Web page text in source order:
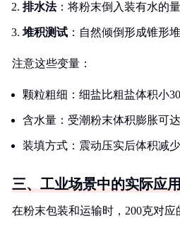
排水法：将粉末倒入装有水的
堆积测试 ：自然倾倒形成锥形
注意这些变量：
颗粒粗细：细盐比粗盐体积小
含水量：受潮粉末体积膨胀可
装填方式：震动压实后体积减
三、工业场景中的实际应用
在粉末包装和运输时，200克对应